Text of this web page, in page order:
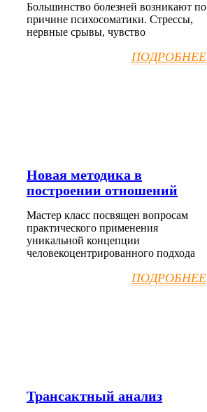
Большинство болезней возникают по
причине психосоматики. Стрессы,
нервные срывы, чувство
ПОДРОБНЕЕ
Новая методика в
построении отношений
Мастер класс посвящен вопросам
практического применения
уникальной концепции
человекоцентрированного подхода
ПОДРОБНЕЕ
Трансактный анализ